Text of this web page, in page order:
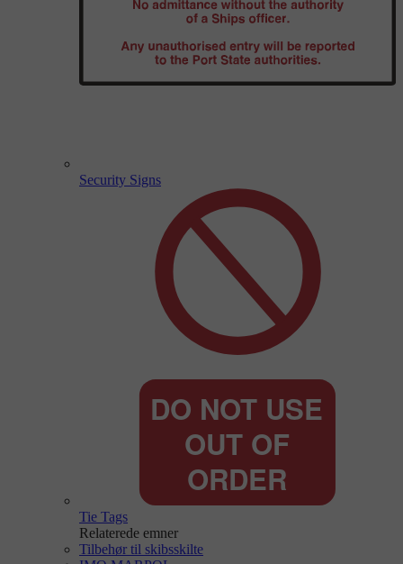
Security Signs
Tie Tags
Relaterede emner
Tilbehør til skibsskilte